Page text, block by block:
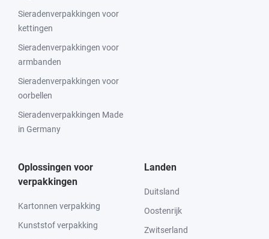
Sieradenverpakkingen voor
kettingen
Sieradenverpakkingen voor
armbanden
Sieradenverpakkingen voor
oorbellen
Sieradenverpakkingen Made
in Germany
Oplossingen voor
verpakkingen
Kartonnen verpakking
Kunststof verpakking
Landen
Duitsland
Oostenrijk
Zwitserland